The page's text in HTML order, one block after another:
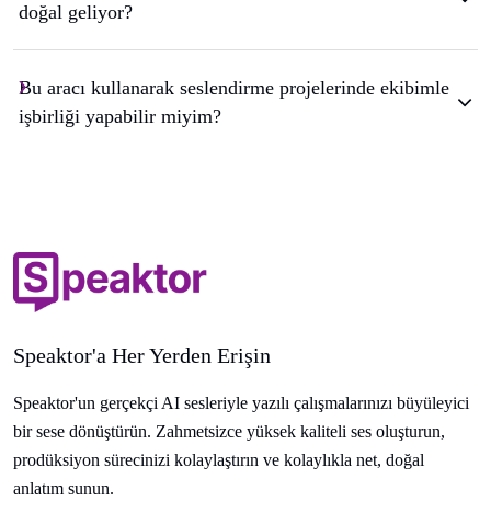
doğal geliyor?
Bu aracı kullanarak seslendirme projelerinde ekibimle
işbirliği yapabilir miyim?
Speaktor'a Her Yerden Erişin
Speaktor'un gerçekçi AI sesleriyle yazılı çalışmalarınızı büyüleyici
bir sese dönüştürün. Zahmetsizce yüksek kaliteli ses oluşturun,
prodüksiyon sürecinizi kolaylaştırın ve kolaylıkla net, doğal
anlatım sunun.